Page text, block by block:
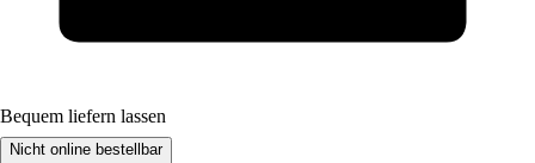
Bequem liefern lassen
Nicht online bestellbar